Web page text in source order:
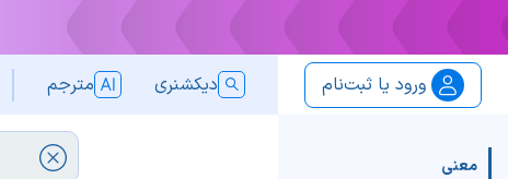
ورود یا ثبت‌نام دیکشنری مترجم
معنی